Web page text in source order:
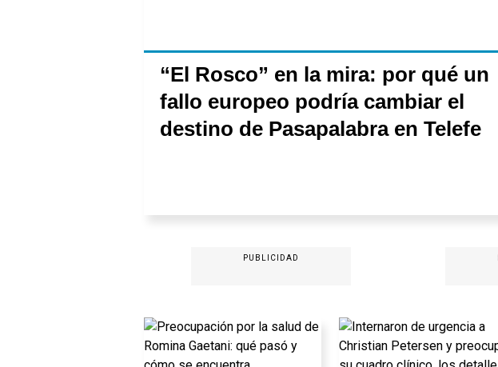
“El Rosco” en la mira: por qué un
fallo europeo podría cambiar el
destino de Pasapalabra en Telefe
PUBLICIDAD